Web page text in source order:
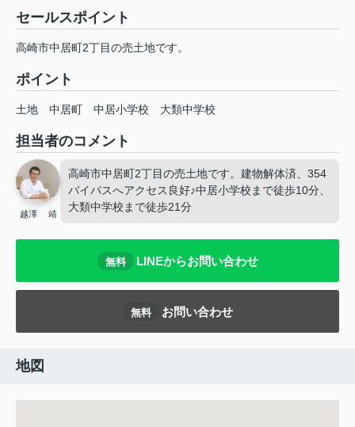
セールスポイント
高崎市中居町2丁目の売土地です。
ポイント
土地 中居町 中居小学校 大類中学校
担当者のコメント
越澤 靖
高崎市中居町2丁目の売土地です。建物解体済、354
バイパスへアクセス良好♪中居小学校まで徒歩10分、
大類中学校まで徒歩21分
無料 LINEからお問い合わせ
無料 お問い合わせ
地図